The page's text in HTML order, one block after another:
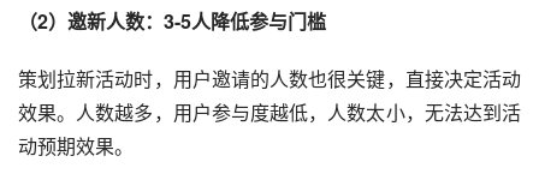
（2）邀新人数：3-5人降低参与门槛
策划拉新活动时，用户邀请的人数也很关键，直接决定活动
效果。人数越多，用户参与度越低，人数太小，无法达到活
动预期效果。